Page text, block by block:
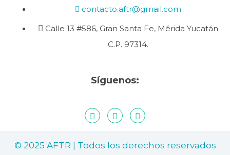
contacto.aftr@gmail.com
Calle 13 #586, Gran Santa Fe, Mérida Yucatán
C.P. 97314.
Síguenos:
© 2025 AFTR | Todos los derechos reservados